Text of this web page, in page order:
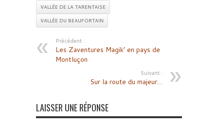
VALLÉE DE LA TARENTAISE
VALLÉE DU BEAUFORTAIN
Précédent :
Les Zaventures Magik’ en pays de
Montluçon
Suivant :
Sur la route du majeur…
LAISSER UNE RÉPONSE